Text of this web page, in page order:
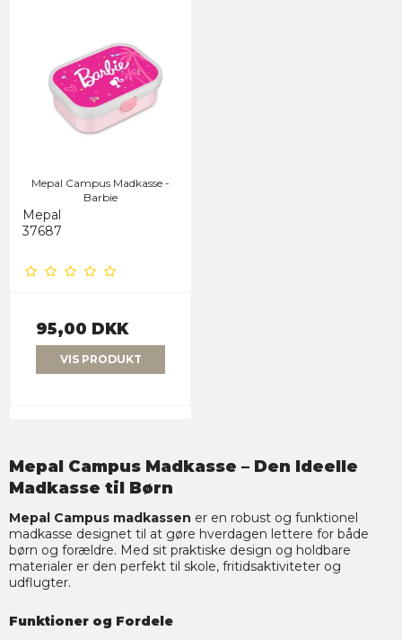
Mepal Campus Madkasse -
Barbie
Mepal
37687
95,00 DKK
VIS PRODUKT
Mepal Campus Madkasse – Den Ideelle
Madkasse til Børn
Mepal Campus madkassen er en robust og funktionel
madkasse designet til at gøre hverdagen lettere for både
børn og forældre. Med sit praktiske design og holdbare
materialer er den perfekt til skole, fritidsaktiviteter og
udflugter.
Funktioner og Fordele